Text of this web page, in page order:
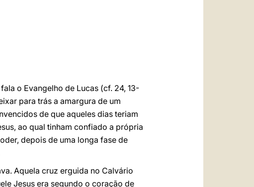
o Evangelho de Lucas (cf. 24, 13-
para trás a amargura de um
de que aqueles dias teriam
ao qual tinham confiado a própria
depois de uma longa fase de
Aquela cruz erguida no Calvário
Jesus era segundo o coração de